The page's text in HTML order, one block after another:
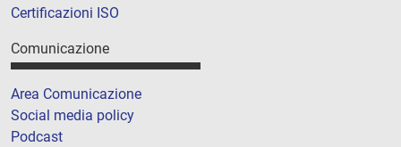
Certificazioni ISO
Comunicazione
Area Comunicazione
Social media policy
Podcast